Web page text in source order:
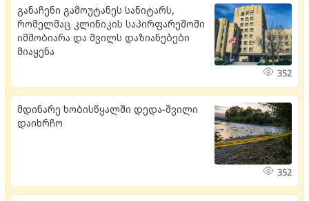
განაჩენი გამოუტანეს სანიტარს,
რომელმაც კლინიკის საპირფარეშოში
იმშობიარა და შვილს დაზიანებები
მიაყენა
352
მდი­ნა­რე ხო­ბის­წყალ­ში დედა-შვი­ლი
და­იხ­რჩო
352